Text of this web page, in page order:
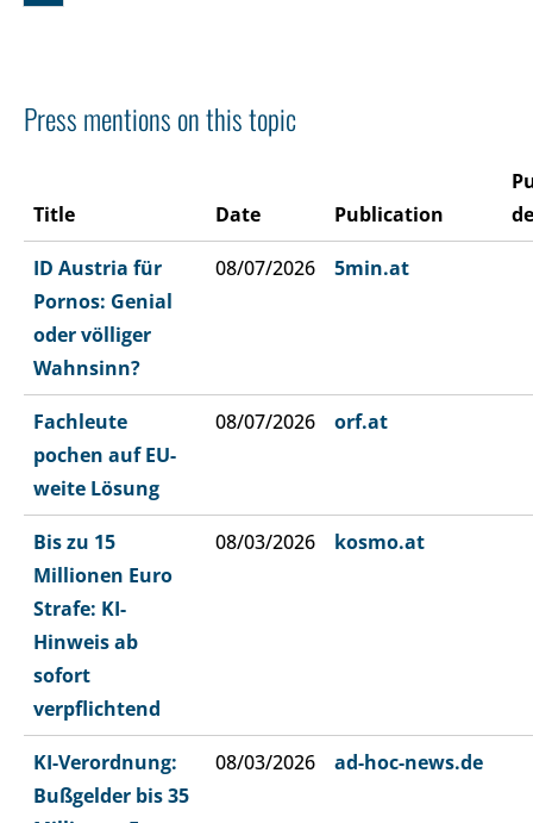
Press mentions on this topic
Title Date Publication
ID Austria für
Pornos: Genial
oder völliger
Wahnsinn?
08/07/2026 5min.at
Fachleute
pochen auf EU-
weite Lösung
08/07/2026 orf.at
Bis zu 15
Millionen Euro
Strafe: KI-
Hinweis ab
sofort
verpflichtend
08/03/2026 kosmo.at
KI-Verordnung:
Bußgelder bis 35
08/03/2026 ad-hoc-news.de